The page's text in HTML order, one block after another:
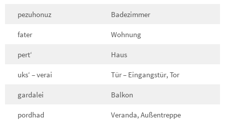
pezuhonuz Badezimmer
fater Wohnung
pert‘ Haus
uks‘ – verai Tür – Eingangstür, Tor
gardalei Balkon
pordhad Veranda, Außentreppe